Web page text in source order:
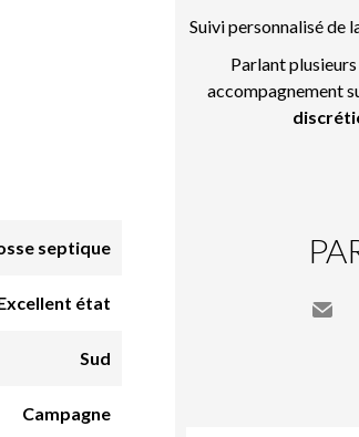
septique
état
Sud
Campagne
Suivi personnalisé de
Parlant
accompagnement